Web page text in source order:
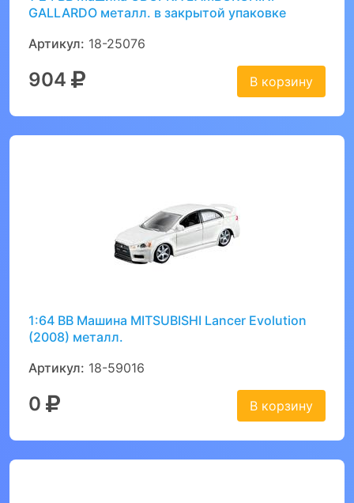
GALLARDO металл. в закрытой упаковке
Артикул: 18-25076
904 В корзину
1:64 BB Машина MITSUBISHI Lancer Evolution
(2008) металл.
Артикул: 18-59016
0 В корзину